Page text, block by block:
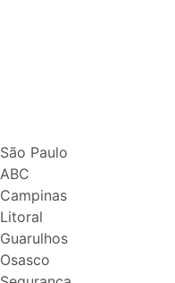
São Paulo
ABC
Campinas
Litoral
Guarulhos
Osasco